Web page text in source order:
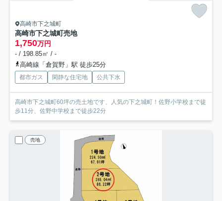
高崎市下之城町
高崎市下之城町売地
1,750万円
- / 198.85㎡ / -
高崎線「倉賀野」駅 徒歩25分
都市ガス 閑静な住宅地 公共下水
高崎市下之城町60坪の売土地です、人気の下之城町！佐野小学校まで徒
歩11分、佐野中学校まで徒歩22分
売地